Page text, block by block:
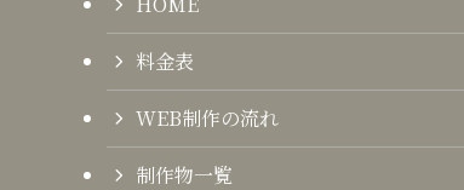
料金表
WEB制作の流れ
制作物一覧